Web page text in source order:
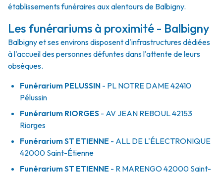
établissements funéraires aux alentours de Balbigny.
Les funérariums à proximité - Balbigny
Balbigny et ses environs disposent d'infrastructures dédiées
à l'accueil des personnes défuntes dans l'attente de leurs
obsèques.
Funérarium PELUSSIN - PL NOTRE DAME42410
Pélussin
Funérarium RIORGES - AV JEAN REBOUL42153
Riorges
FunérariumST ETIENNE - ALL DE L'ÉLECTRONIQUE
42000 Saint-Étienne
FunérariumST ETIENNE - R MARENGO42000 Saint-